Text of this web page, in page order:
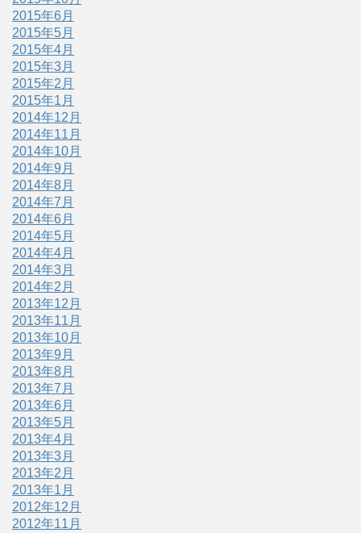
2015年6月
2015年5月
2015年4月
2015年3月
2015年2月
2015年1月
2014年12月
2014年11月
2014年10月
2014年9月
2014年8月
2014年7月
2014年6月
2014年5月
2014年4月
2014年3月
2014年2月
2013年12月
2013年11月
2013年10月
2013年9月
2013年8月
2013年7月
2013年6月
2013年5月
2013年4月
2013年3月
2013年2月
2013年1月
2012年12月
2012年11月